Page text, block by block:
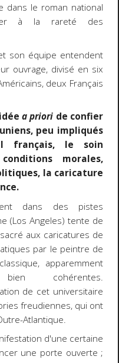
dans le roman national
à la rareté des
son équipe entendent
ouvrage, divisé en six
deux Français
a priori de confier
peu impliqués
français, le soin
morales,
la caricature
dans des pistes
(Los Angeles) tente de
aux caricatures de
par le peintre de
apparemment
cohérentes.
de cet universitaire
freudiennes, qui ont
Atlantique.
d'une certaine
une porte ouverte ;